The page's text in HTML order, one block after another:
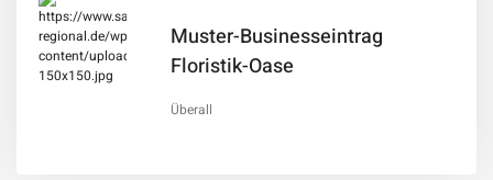
Muster-Businesseintrag
Floristik-Oase
Überall